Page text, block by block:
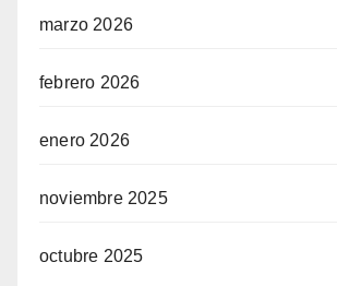
marzo 2026
febrero 2026
enero 2026
noviembre 2025
octubre 2025